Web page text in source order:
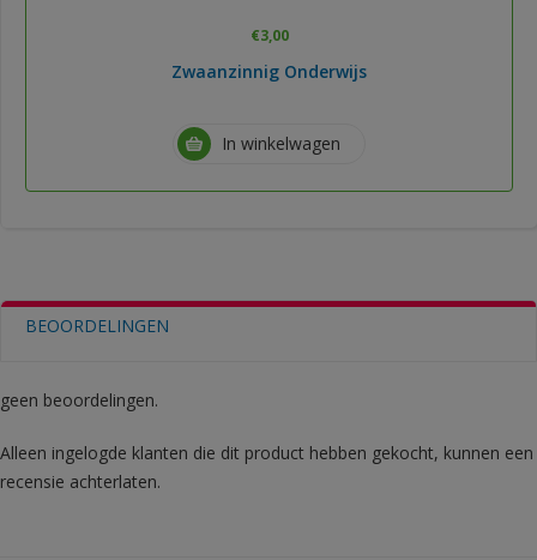
€3,00
Zwaanzinnig Onderwijs
In winkelwagen
BEOORDELINGEN
geen beoordelingen.
Alleen ingelogde klanten die dit product hebben gekocht, kunnen een
recensie achterlaten.